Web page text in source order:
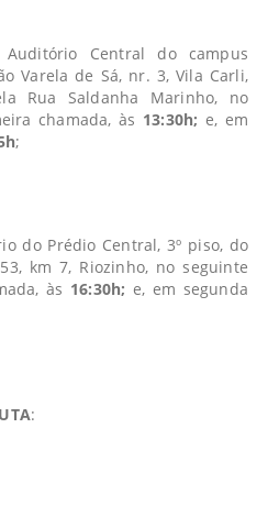
Central do campus
Varela de Sá, nr. 3, Vila Carli,
Rua Saldanha Marinho, no
chamada, às 13:30h; e, em
;
do Prédio Central, 3º piso, do
km 7, Riozinho, no seguinte
às 16:30h; e, em segunda
: